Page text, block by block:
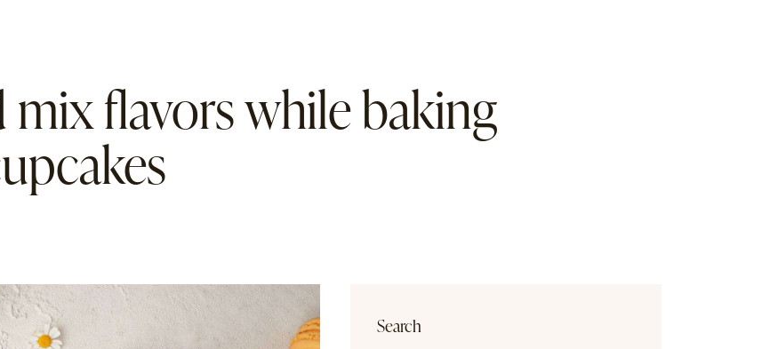
flavors while baking
Search